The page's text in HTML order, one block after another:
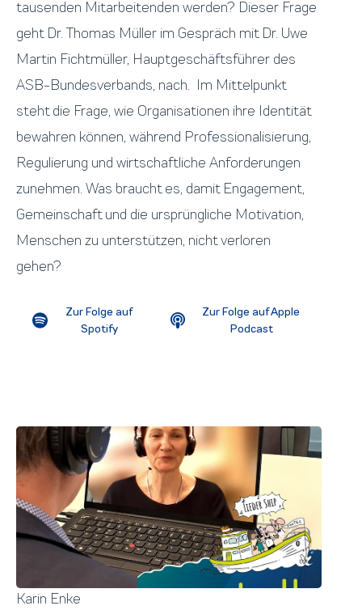
tausenden Mitarbeitenden werden? Dieser Frage
geht Dr. Thomas Müller im Gespräch mit Dr. Uwe
Martin Fichtmüller, Hauptgeschäftsführer des
ASB-Bundesverbands, nach. Im Mittelpunkt
steht die Frage, wie Organisationen ihre Identität
bewahren können, während Professionalisierung,
Regulierung und wirtschaftliche Anforderungen
zunehmen. Was braucht es, damit Engagement,
Gemeinschaft und die ursprüngliche Motivation,
Menschen zu unterstützen, nicht verloren
gehen?
Zur Folge auf
Spotify
Zur Folge auf Apple
Podcast
Karin Enke